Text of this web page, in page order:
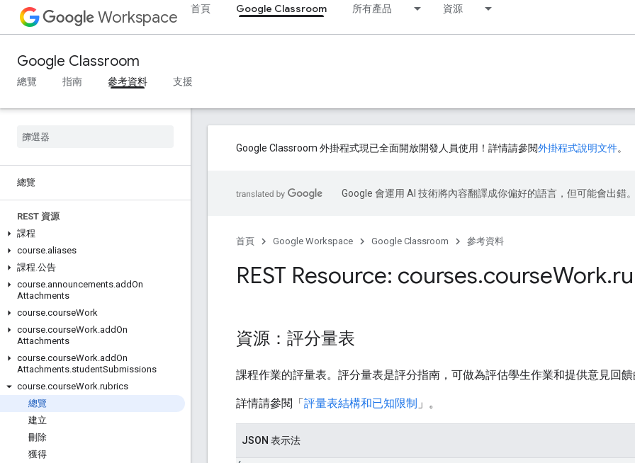
Workspace 首頁 Google Classroom 所有產品 資源
Google Classroom
總覽 指南 參考資料 支援
總覽
REST 資源
課程
course.aliases
課程.公告
course.announcements.addOn
Attachments
course.courseWork
course.courseWork.addOn
Attachments
course.courseWork.addOn
Attachments.studentSubmissions
course.courseWork.rubrics
總覽
建立
刪除
獲得
Google Classroom 外掛程式現已全面開放開發人員使用！詳情請參閱外掛程式說明文件。
Google 會運用 AI 技術將內容翻譯成你偏好的語言，但可能會出錯
首頁 Google Workspace Google Classroom 參考資料
REST Resource: courses.courseWork.
資源：評分量表
課程作業的評量表。評分量表是評分指南，可做為評估學生作業和提供意見回
詳情請參閱「評量表結構和已知限制 」。
JSON 表示法